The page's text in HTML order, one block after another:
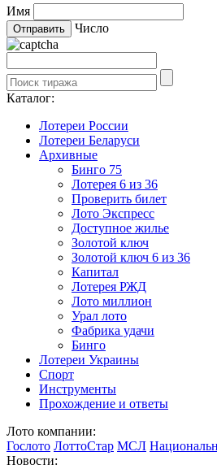
Имя
Число
Каталог:
Лотереи России
Лотереи Беларуси
Архивные
Бинго 75
Лотерея 6 из 36
Проверить билет
Лото Экспресс
Доступное жилье
Золотой ключ
Золотой ключ 6 из 36
Капитал
Лотерея РЖД
Лото миллион
Урал лото
Фабрика удачи
Бинго
Лотереи Украины
Спорт
Инструменты
Прохождение и ответы
Лото компании:
Гослото ЛоттоСтар МСЛ
Новости: